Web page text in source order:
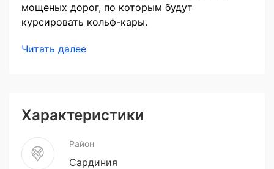
мощеных дорог, по которым будут
курсировать кольф-кары.
Читать далее
Характеристики
Район
Сардиния